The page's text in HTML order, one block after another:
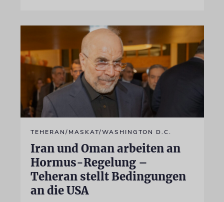
TEHERAN/MASKAT/WASHINGTON D.C.
Iran und Oman arbeiten an
Hormus-Regelung –
Teheran stellt Bedingungen
an die USA